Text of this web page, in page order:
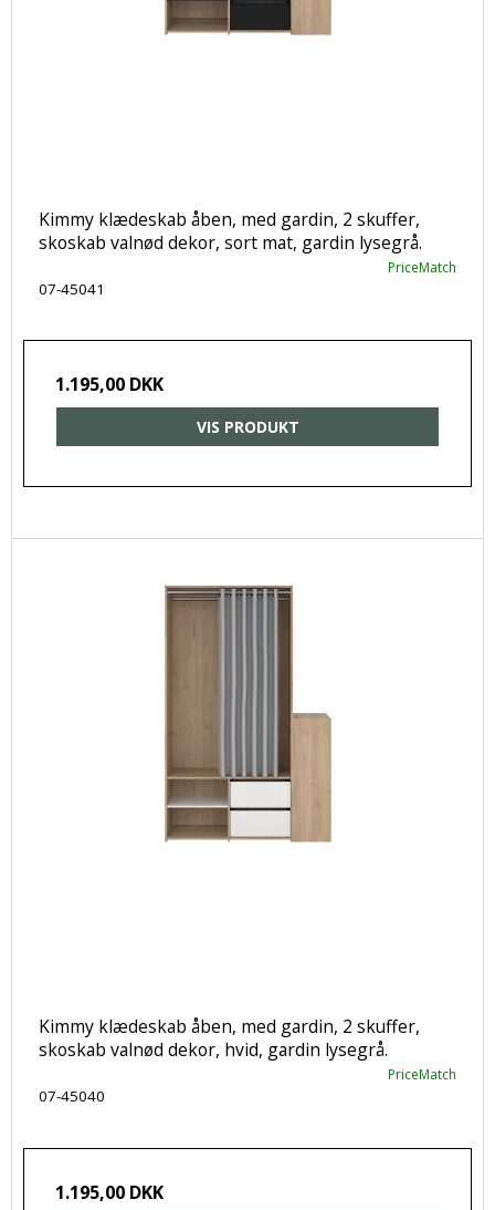
Kimmy klædeskab åben, med gardin, 2 skuffer,
skoskab valnød dekor, sort mat, gardin lysegrå.
PriceMatch
07-45041
1.195,00 DKK
VIS PRODUKT
Kimmy klædeskab åben, med gardin, 2 skuffer,
skoskab valnød dekor, hvid, gardin lysegrå.
PriceMatch
07-45040
1.195,00 DKK